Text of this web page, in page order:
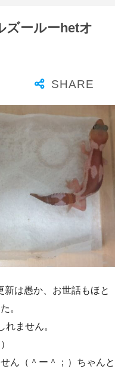
ズールーhetオ
は愚か、お世話もほと
。
ません。
ん（＾ー＾；）ちゃんと